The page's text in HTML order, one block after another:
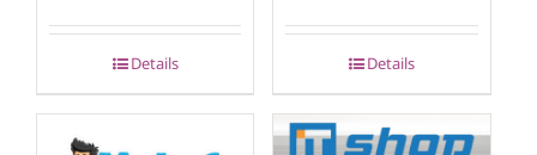
Details Details